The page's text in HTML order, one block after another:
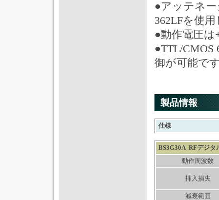
●アッテネー
362LFを使
●動作電圧は
●TTL/
御が可能で
製品情報
仕様
BS3G30A RFデジタ
動作周波数
挿入損失
減衰範囲